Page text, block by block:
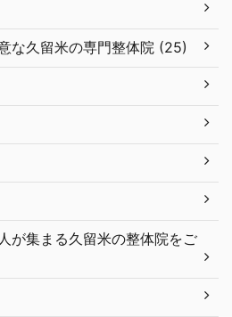
な久留米の専門整体院 (25)
が集まる久留米の整体院をご